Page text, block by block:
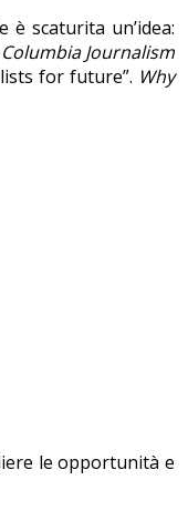
scaturita un’idea:
Columbia Journalism
for future”. Why
le opportunità e